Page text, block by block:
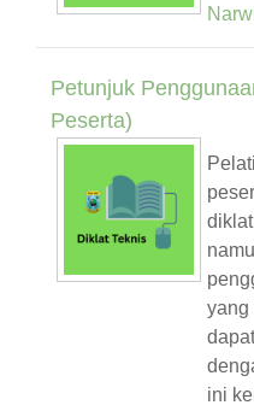
Petunjuk
Peserta)
yang
ini